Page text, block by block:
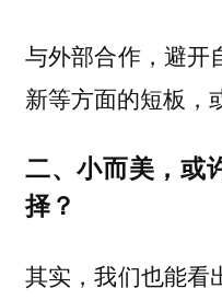
与外部合作，避开
新等方面的短板，
二、小而美，或
择？
其实，我们也能看